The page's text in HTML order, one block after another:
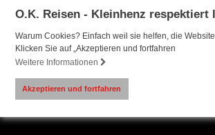
O.K. Reisen - Kleinhenz respektiert
Warum Cookies? Einfach weil sie helfen, die
Klicken Sie auf „Akzeptieren und fortfahren
Weitere Informationen
Akzeptieren und fortfahren